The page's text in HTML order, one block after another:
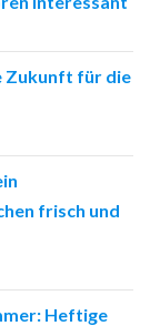
Zukunft für die
frisch und
Heftige